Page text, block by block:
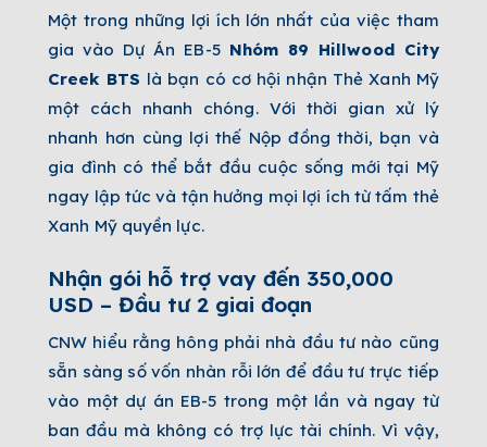
Một trong những lợi ích lớn nhất của việc tham
gia vào Dự Án EB-5 Nhóm 89 Hillwood City
Creek BTS là bạn có cơ hội nhận Thẻ Xanh Mỹ
một cách nhanh chóng. Với thời gian xử lý
nhanh hơn cùng lợi thế Nộp đồng thời, bạn và
gia đình có thể bắt đầu cuộc sống mới tại Mỹ
ngay lập tức và tận hưởng mọi lợi ích từ tấm thẻ
Xanh Mỹ quyền lực.
Nhận gói hỗ trợ vay đến 350,000
USD – Đầu tư 2 giai đoạn
CNW hiểu rằng hông phải nhà đầu tư nào cũng
sẵn sàng số vốn nhàn rỗi lớn để đầu tư trực tiếp
vào một dự án EB-5 trong một lần và ngay từ
ban đầu mà không có trợ lực tài chính. Vì vậy,